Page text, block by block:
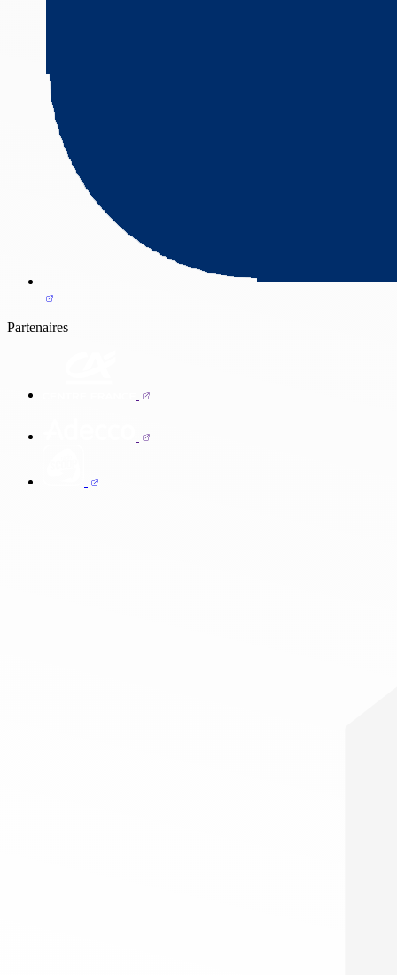
Partenaires